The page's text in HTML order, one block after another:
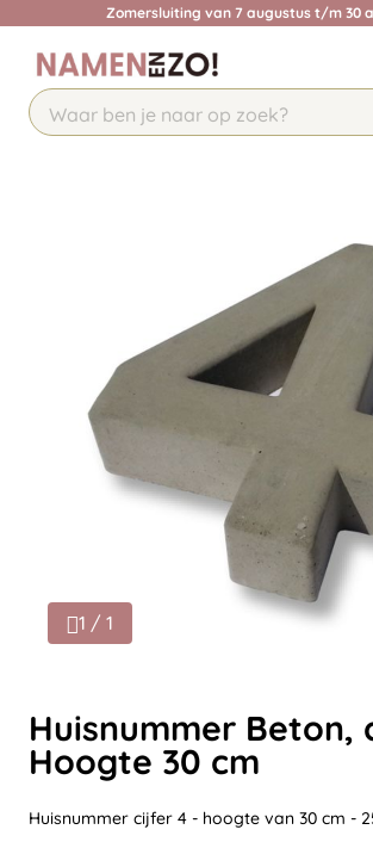
Zomersluiting van 7 augustus t/m 30
Chat 24/7 met onze
hulp
Contact
1 / 1
Huisnummer Beton,
Hoogte 30 cm
Huisnummer cijfer 4 - hoogte van 30 cm -